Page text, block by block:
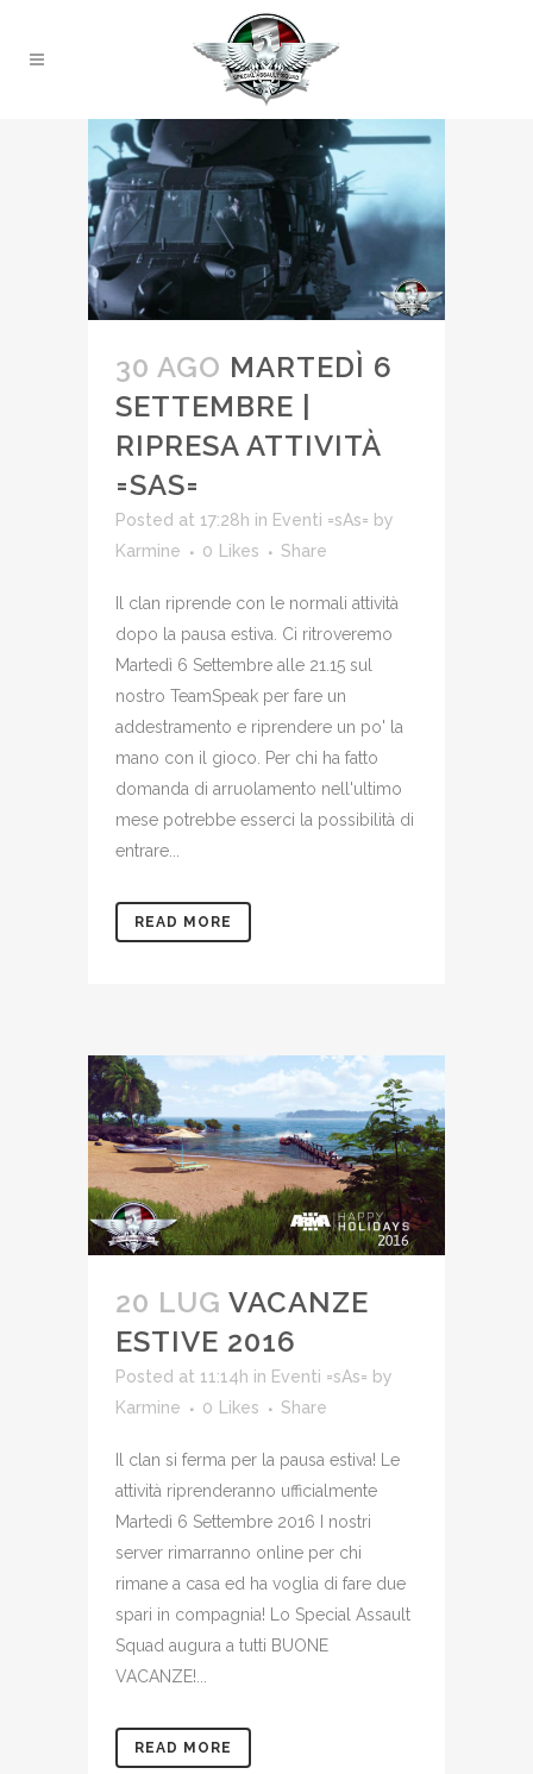
30 AGO MARTEDÌ 6
SETTEMBRE |
RIPRESA ATTIVITÀ
=SAS=
Posted at 17:28h in Eventi =sAs= by
Karmine
0 Likes Share
Il clan riprende con le normali attività
dopo la pausa estiva. Ci ritroveremo
Martedì 6 Settembre alle 21.15 sul
nostro TeamSpeak per fare un
addestramento e riprendere un po' la
mano con il gioco. Per chi ha fatto
domanda di arruolamento nell'ultimo
mese potrebbe esserci la possibilità di
entrare...
READ MORE
20 LUG VACANZE
ESTIVE 2016
Posted at 11:14h in Eventi =sAs= by
Karmine
0 Likes Share
Il clan si ferma per la pausa estiva! Le
attività riprenderanno ufficialmente
Martedì 6 Settembre 2016 I nostri
server rimarranno online per chi
rimane a casa ed ha voglia di fare due
spari in compagnia! Lo Special Assault
Squad augura a tutti BUONE
VACANZE!...
READ MORE